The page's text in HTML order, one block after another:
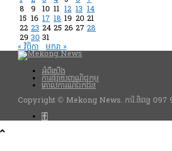
8
9 10 11 12 13 14
15 16 17 18 19 20 21
22 23 24 25 26 27 28
29 30 31
« វិច្ឆិកា មករា »
អំពីយើង
ការផ្សាយពាណិជ្ជកម្ម
គោលការណ៍ឯកជន
Copyright © Mekong News. ការិ.និពន្ធ 097